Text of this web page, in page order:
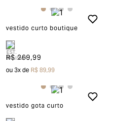
vestido curto boutique
R$ 269,99
ou3x deR$ 89,99
vestido gota curto